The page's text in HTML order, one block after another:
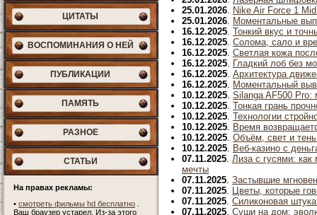
ЦИТАТЫ
ВОСПОМИНАНИЯ О НЕЙ
ПУБЛИКАЦИИ
ПАМЯТЬ
РАЗНОЕ
СТАТЬИ
На правах рекламы:
• смотреть фильмы hd бесплатно
Ваш браузер устарел. Из-за этого
25.01.2026. Nike Air Force 1
25.01.2026. Моментальные
16.12.2025. Тонкий вкус и
16.12.2025. Солома, сало и
16.12.2025. Светлая кожа
16.12.2025. Гладкий лоб без
16.12.2025. Архитектура
16.12.2025. Моментальный
10.12.2025. Silanga AF500 Pro:
10.12.2025. Тонкая грань
10.12.2025. Технологии
10.12.2025. Время
10.12.2025. Объём, свет и
10.12.2025. Веб-казино с
07.11.2025. Лиза с гусями: как
мечты
07.11.2025. Застывшие
07.11.2025. Цветы, которые
07.11.2025. Силиконовая
07.11.2025. Суши на дом: